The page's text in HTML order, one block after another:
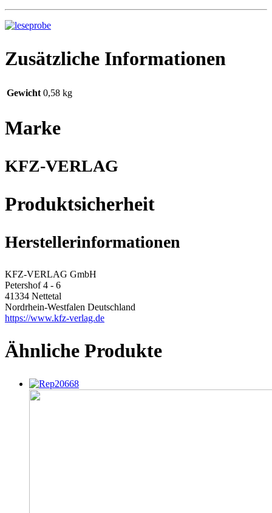
Zusätzliche Informationen
Gewicht 0,58 kg
Marke
KFZ-VERLAG
Produktsicherheit
Herstellerinformationen
KFZ-VERLAG GmbH
Petershof 4 - 6
41334 Nettetal
Nordrhein-Westfalen Deutschland
https://www.kfz-verlag.de
Ähnliche Produkte